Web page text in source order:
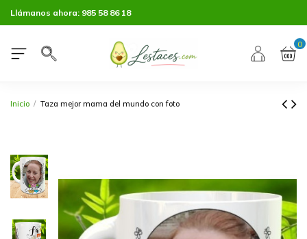
Llámanos ahora: 985 58 86 18
0
Inicio Taza mejor mama del mundo con foto